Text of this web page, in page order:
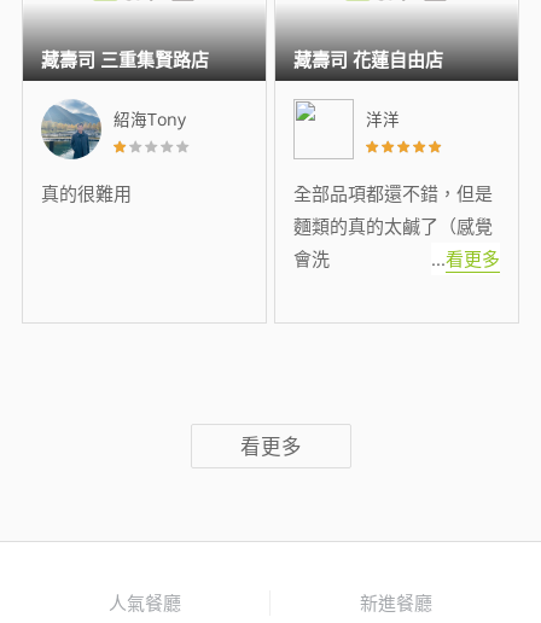
紹海Tony
真的很難用
藏壽司 三重集賢路店
洋洋
全部品項都還不錯，但是
麵類的真的太鹹了（感覺
會洗
...看更多
藏壽司 花蓮自由店
看更多
人氣餐廳 新進餐廳